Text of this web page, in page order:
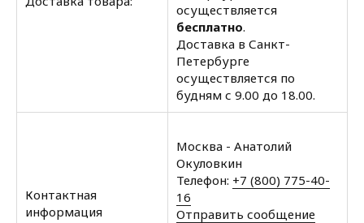
осуществляется
бесплатно.
Доставка в Санкт-
Петербурге
осуществляется по
будням с 9.00 до 18.00.
Контактная
информация
Москва - Анатолий
Окуловкин
Телефон: +7 (800) 775-40-
16
Отправить сообщение